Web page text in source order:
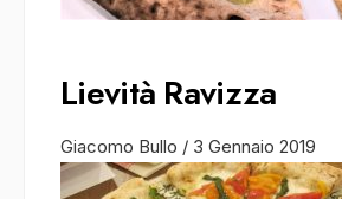
Lievità Ravizza
Giacomo Bullo / 3 Gennaio 2019